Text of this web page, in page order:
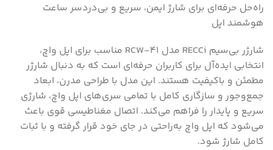
راه‌حل حرفه‌ای برای شارژ ایمن، سریع و بی‌دردسر ساعت
هوشمند اپل
شارژر بی‌سیم RECCi مدل RCW-41 مناسب برای اپل واچ،
انتخابی ایده‌آل برای کاربران حرفه‌ای است که به دنبال شارژر
مطمئن و باکیفیت هستند. این مدل با طراحی مدرن، ابعاد
جمع‌وجور و سازگاری کامل با تمامی سری‌های اپل واچ، شارژی
سریع و پایدار را فراهم می‌کند. اتصال مغناطیسی قوی باعث
می‌شود که اپل واچ به‌راحتی در جای خود قرار گرفته و با ثبات
کامل شارژ شود.